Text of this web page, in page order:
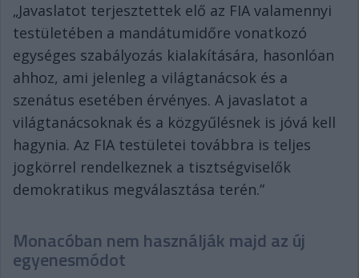
„Javaslatot terjesztettek elő az FIA valamennyi
testületében a mandátumidőre vonatkozó
egységes szabályozás kialakítására, hasonlóan
ahhoz, ami jelenleg a világtanácsok és a
szenátus esetében érvényes. A javaslatot a
világtanácsoknak és a közgyűlésnek is jóvá kell
hagynia. Az FIA testületei továbbra is teljes
jogkörrel rendelkeznek a tisztségviselők
demokratikus megválasztása terén.”
Monacóban nem használják majd az új
egyenesmódot